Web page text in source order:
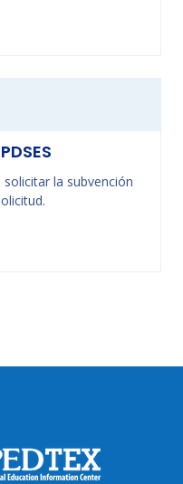
la subvención